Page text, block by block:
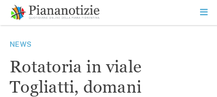
contenuto
SEARCH
NEWS
Rotatoria in viale
Togliatti, domani